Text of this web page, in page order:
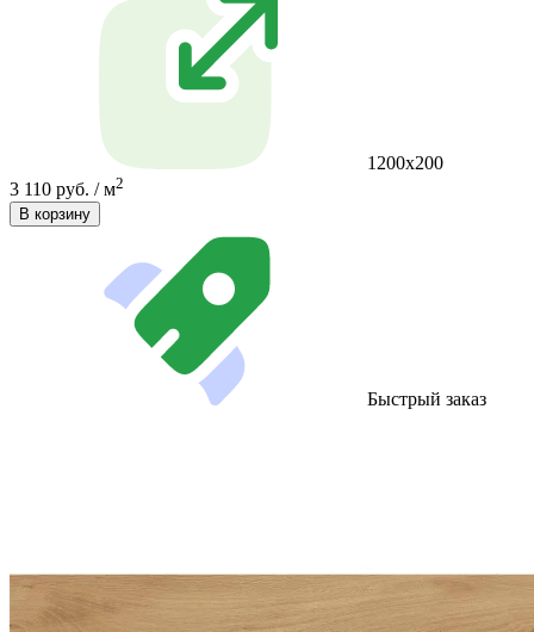
1200x200
3 110 руб. / м2
В корзину
Быстрый заказ